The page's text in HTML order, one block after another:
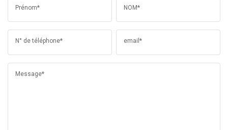
Prénom* NOM*
N° de téléphone* email*
Message*